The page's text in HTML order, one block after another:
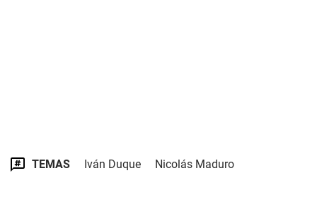
TEMAS Iván Duque Nicolás Maduro